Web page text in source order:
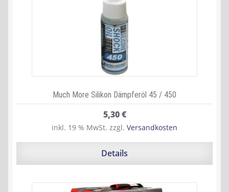
Much More Silikon Dämpferöl 45 / 450
5,30€
inkl. 19 % MwSt. zzgl. Versandkosten
Details